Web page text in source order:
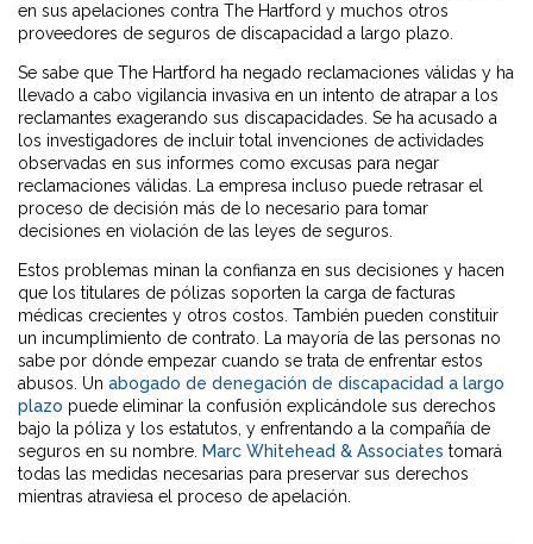
en sus apelaciones contra The Hartford y muchos otros
proveedores de seguros de discapacidad a largo plazo.
Se sabe que The Hartford ha negado reclamaciones válidas y ha
llevado a cabo vigilancia invasiva en un intento de atrapar a los
reclamantes exagerando sus discapacidades. Se ha acusado a
los investigadores de incluir total invenciones de actividades
observadas en sus informes como excusas para negar
reclamaciones válidas. La empresa incluso puede retrasar el
proceso de decisión más de lo necesario para tomar
decisiones en violación de las leyes de seguros.
Estos problemas minan la confianza en sus decisiones y hacen
que los titulares de pólizas soporten la carga de facturas
médicas crecientes y otros costos. También pueden constituir
un incumplimiento de contrato. La mayoría de las personas no
sabe por dónde empezar cuando se trata de enfrentar estos
abusos. Un abogado de denegación de discapacidad a largo
plazo puede eliminar la confusión explicándole sus derechos
bajo la póliza y los estatutos, y enfrentando a la compañía de
seguros en su nombre. Marc Whitehead & Associates tomará
todas las medidas necesarias para preservar sus derechos
mientras atraviesa el proceso de apelación.